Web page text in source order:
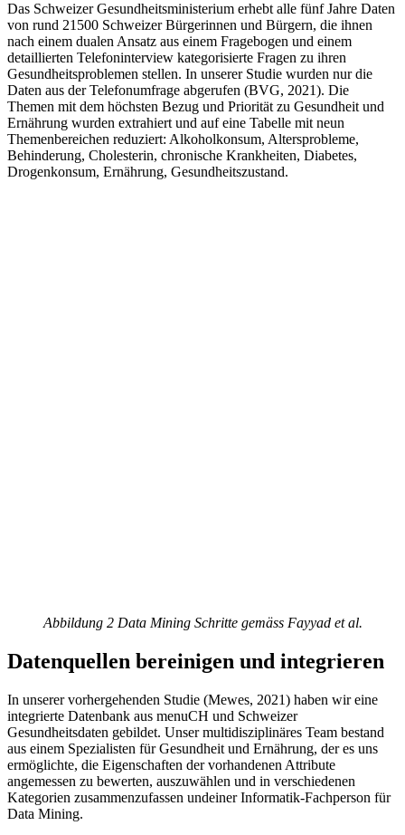
Das Schweizer Gesundheitsministerium erhebt alle fünf Jahre Daten
von rund 21500 Schweizer Bürgerinnen und Bürgern, die ihnen
nach einem dualen Ansatz aus einem Fragebogen und einem
detaillierten Telefoninterview kategorisierte Fragen zu ihren
Gesundheitsproblemen stellen. In unserer Studie wurden nur die
Daten aus der Telefonumfrage abgerufen (BVG, 2021). Die
Themen mit dem höchsten Bezug und Priorität zu Gesundheit und
Ernährung wurden extrahiert und auf eine Tabelle mit neun
Themenbereichen reduziert: Alkoholkonsum, Altersprobleme,
Behinderung, Cholesterin, chronische Krankheiten, Diabetes,
Drogenkonsum, Ernährung, Gesundheitszustand.
Abbildung 2 Data Mining Schritte gemäss Fayyad et al.
Datenquellen bereinigen und integrieren
In unserer vorhergehenden Studie (Mewes, 2021) haben wir eine
integrierte Datenbank aus menuCH und Schweizer
Gesundheitsdaten gebildet. Unser multidisziplinäres Team bestand
aus einem Spezialisten für Gesundheit und Ernährung, der es uns
ermöglichte, die Eigenschaften der vorhandenen Attribute
angemessen zu bewerten, auszuwählen und in verschiedenen
Kategorien zusammenzufassen undeiner Informatik-Fachperson für
Data Mining.